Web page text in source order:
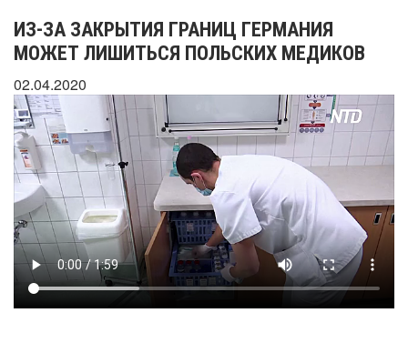
ИЗ-ЗА ЗАКРЫТИЯ ГРАНИЦ ГЕРМАНИЯ
МОЖЕТ ЛИШИТЬСЯ ПОЛЬСКИХ МЕДИКОВ
02.04.2020